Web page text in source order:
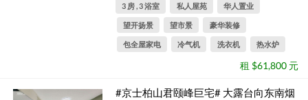
3 房 , 3 浴室 私人屋苑 华人置业
望开扬景 望市景 豪华装修
包全屋家电 冷气机 洗衣机 热水炉
租 $61,800 元
#京士柏山君颐峰巨宅# 大露台向东南烟